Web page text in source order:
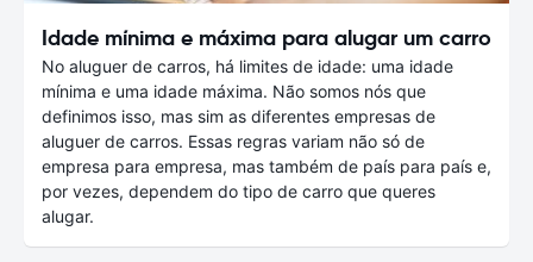
Idade mínima e máxima para alugar um carro
No aluguer de carros, há limites de idade: uma idade
mínima e uma idade máxima. Não somos nós que
definimos isso, mas sim as diferentes empresas de
aluguer de carros. Essas regras variam não só de
empresa para empresa, mas também de país para país e,
por vezes, dependem do tipo de carro que queres
alugar.